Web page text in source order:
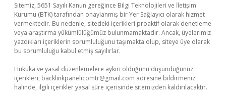
Sitemiz, 5651 Sayılı Kanun gereğince Bilgi Teknolojileri ve İletişim
Kurumu (BTK) tarafından onaylanmış bir Yer Sağlayıcı olarak hizmet
vermektedir. Bu nedenle, sitedeki içerikleri proaktif olarak denetleme
veya araştırma yükümlülüğümüz bulunmamaktadır. Ancak, üyelerimiz
yazdıkları içeriklerin sorumluluğunu taşımakta olup, siteye üye olarak
bu sorumluluğu kabul etmiş sayılırlar.
Hukuka ve yasal düzenlemelere aykırı olduğunu düşündüğünüz
içerikleri, backlinkpanelicomtr@gmail.com adresine bildirmeniz
halinde, ilgili içerikler yasal süre içerisinde sitemizden kaldırılacaktır.